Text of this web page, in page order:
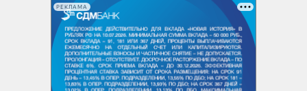
РЕКЛАМА